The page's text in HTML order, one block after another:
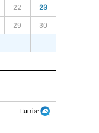
22 23
29 30
Iturria: